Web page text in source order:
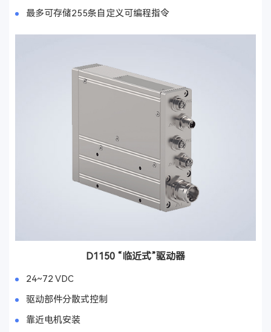
最多可存储255条自定义可编程指令
D1150 “临近式”驱动器
24~72 VDC
驱动部件分散式控制
靠近电机安装